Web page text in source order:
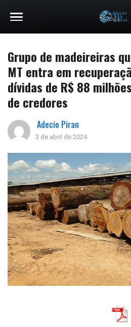
Grupo de madeireiras
MT entra em
dívidas de R$ 88
de credores
Adecio Piran
3 de abril de 2024